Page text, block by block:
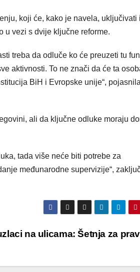
koji će, kako je navela, uključivati i
u vezi s dvije ključne reforme.
treba da odluče ko će preuzeti tu
aktivnosti. To ne znači da će ta
BiH i Evropske unije“,
ali da ključne odluke moraju
tada više neće biti potrebe za
međunarodne supervizije“,
na ulicama: Šetnja za